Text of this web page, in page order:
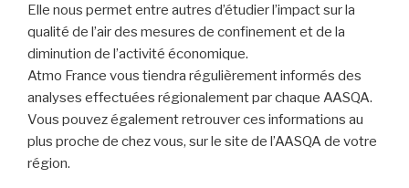
Elle nous permet entre autres d’étudier l’impact sur la
qualité de l’air des mesures de confinement et de la
diminution de l’activité économique.
Atmo France vous tiendra régulièrement informés des
analyses effectuées régionalement par chaque AASQA.
Vous pouvez également retrouver ces informations au
plus proche de chez vous, sur le site de l’AASQA de votre
région.